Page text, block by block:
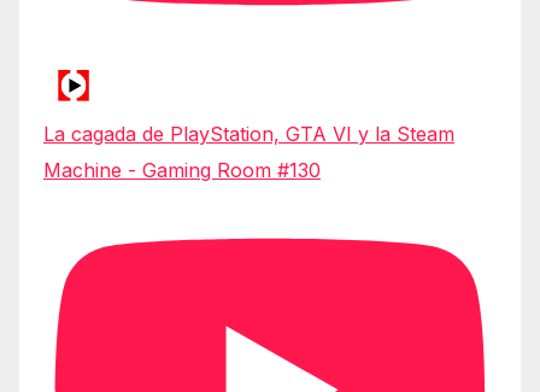
La cagada de PlayStation, GTA VI y la Steam
Machine - Gaming Room #130